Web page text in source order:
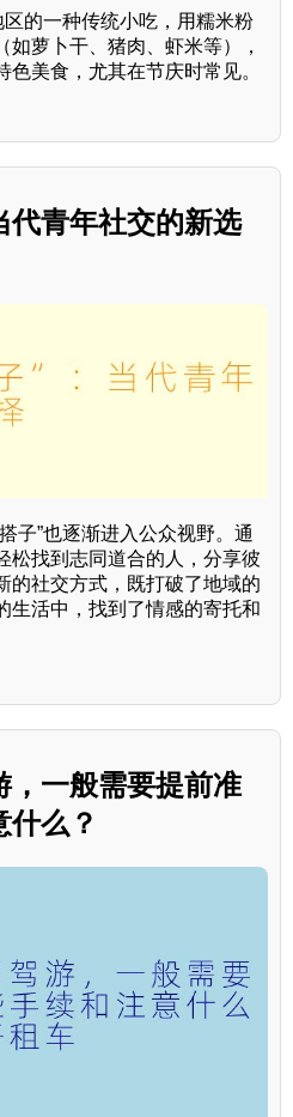
区的一种传统小吃，用糯米粉
萝卜干、猪肉、虾米等），
美食，尤其在节庆时常见。
代青年社交的新选
子”也逐渐进入公众视野。通
松找到志同道合的人，分享彼
的社交方式，既打破了地域的
生活中，找到了情感的寄托和
，一般需要提前准
什么？